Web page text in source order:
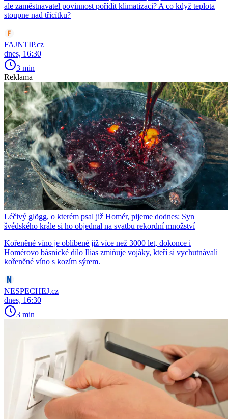
ale zaměstnavatel povinnost pořídit klimatizaci? A co když teplota
stoupne nad třicítku?
FAJNTIP.cz
dnes, 16:30
3 min
Reklama
Léčivý glögg, o kterém psal již Homér, pijeme dodnes: Syn
švédského krále si ho objednal na svatbu rekordní množství
Kořeněné víno je oblíbené již více než 3000 let, dokonce i
Homérovo básnické dílo Ilias zmiňuje vojáky, kteří si vychutnávali
kořeněné víno s kozím sýrem.
NESPECHEJ.cz
dnes, 16:30
3 min